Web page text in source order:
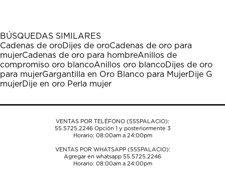
1
estrella
Esta
acción
abrirá
el
formulario
envío.
estrellas.
Esta
acción
abrirá
el
formulario
envío.
estrellas.
Esta
acción
abrirá
el
formulario
envío.
estrellas.
Esta
acción
abrirá
el
formulario
envío.
estrellas.
Esta
acción
abrirá
el
formulario
envío.
BÚSQUEDAS SIMILARES
Cadenas de oroDijes de oroCadenas de oro para
mujerCadenas de oro para hombreAnillos de
compromiso oro blancoAnillos oro blancoDijes de oro
para mujerGargantilla en Oro Blanco para MujerDije G
mujerDije en oro Perla mujer
VENTAS POR TELÉFONO (555PALACIO):
55.5725.2246Opción 1 y posteriormente 3
Horario: 08:00am a 24:00pm
VENTAS POR WHATSAPP (555PALACIO):
Agregar en whatsapp 55.5725.2246
Horario: 08:00am a 24:00pm